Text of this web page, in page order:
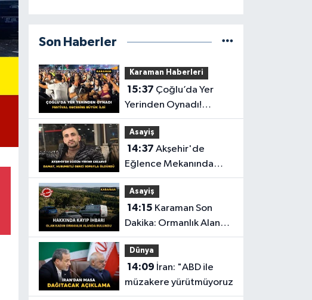
Son Haberler
Karaman Haberleri
15:37
Yerinden Oynadı!
Festival Gecesine Büyük
İlgi
Asayiş
14:37
Eğlence Mekanında
Kavga: Bir Genç
Hayatını Kaybetti
Asayiş
14:15
Dakika: Ormanlık Alanda
Cansız Bedenine
Ulaşıldı
Dünya
14:09
müzakere yürütmüyoruz